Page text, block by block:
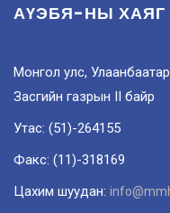
АҮЭБЯ-НЫ ХАЯГ
Монгол улс,
Засгийн газрын II байр
Утас: (51)-264155
Факс: (11)-318169
Цахим шуудан: